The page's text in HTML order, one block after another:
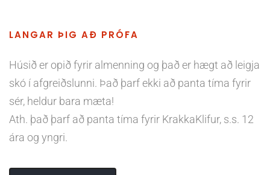
LANGAR ÞIG AÐ PRÓFA
Húsið er opið fyrir almenning og það er hægt að leigja
skó í afgreiðslunni. Það þarf ekki að panta tíma fyrir
sér, heldur bara mæta!
Ath. það þarf að panta tíma fyrir KrakkaKlifur, s.s. 12
ára og yngri.